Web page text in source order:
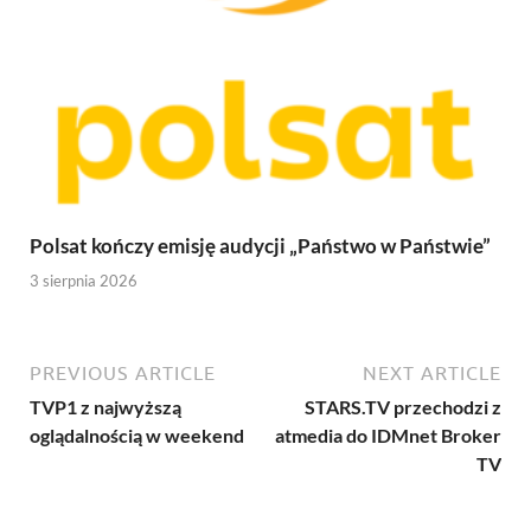
Polsat kończy emisję audycji „Państwo w Państwie”
3 sierpnia 2026
PREVIOUS ARTICLE
TVP1 z najwyższą
oglądalnością w weekend
NEXT ARTICLE
STARS.TV przechodzi z
atmedia do IDMnet Broker
TV